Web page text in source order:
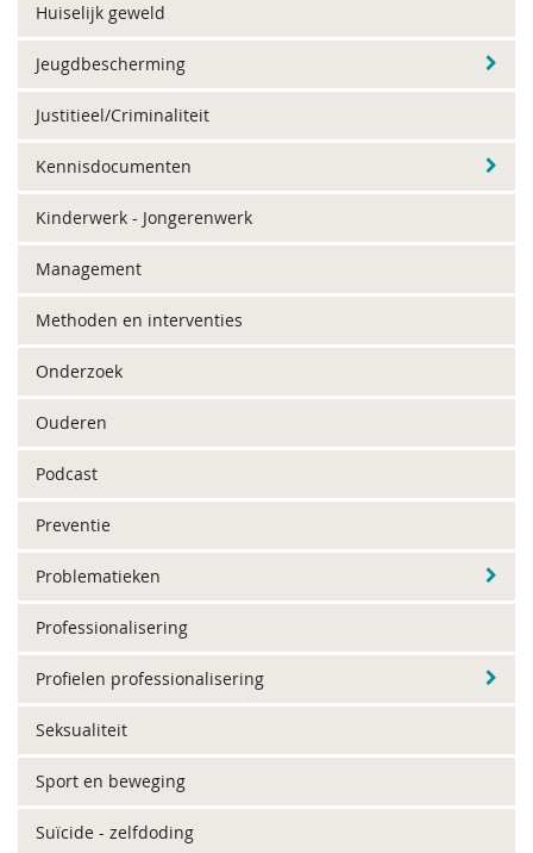
Huiselijk geweld
Jeugdbescherming
Justitieel/Criminaliteit
Kennisdocumenten
Kinderwerk - Jongerenwerk
Management
Methoden en interventies
Onderzoek
Ouderen
Podcast
Preventie
Problematieken
Professionalisering
Profielen professionalisering
Seksualiteit
Sport en beweging
Suïcide - zelfdoding